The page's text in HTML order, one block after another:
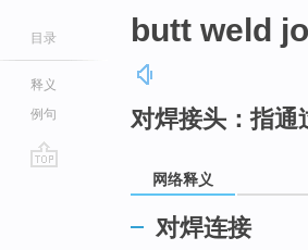
目录
释义
例句
butt weld
对焊接头：指通
网络释义
对焊连接